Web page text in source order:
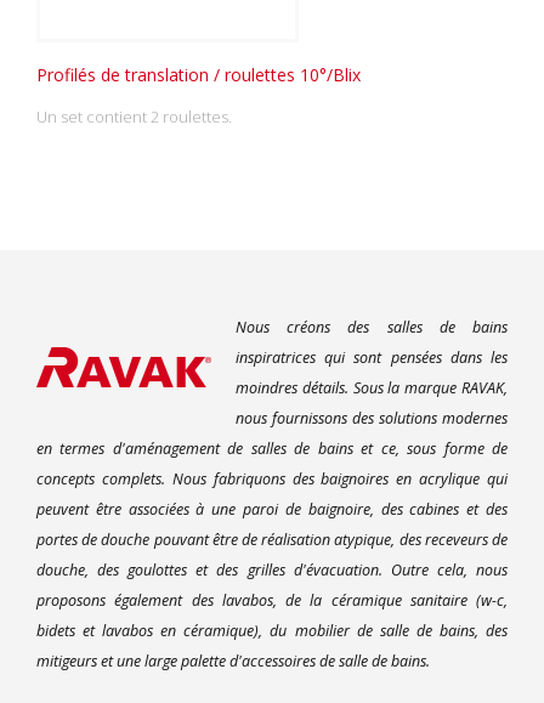
Profilés de translation / roulettes 10°/Blix
Un set contient 2 roulettes.
Nous créons des salles de bains
inspiratrices qui sont pensées dans les
moindres détails. Sous la marque RAVAK,
nous fournissons des solutions modernes
en termes d'aménagement de salles de bains et ce, sous forme de
concepts complets. Nous fabriquons des baignoires en acrylique qui
peuvent être associées à une paroi de baignoire, des cabines et des
portes de douche pouvant être de réalisation atypique, des receveurs de
douche, des goulottes et des grilles d'évacuation. Outre cela, nous
proposons également des lavabos, de la céramique sanitaire (w-c,
bidets et lavabos en céramique), du mobilier de salle de bains, des
mitigeurs et une large palette d'accessoires de salle de bains.